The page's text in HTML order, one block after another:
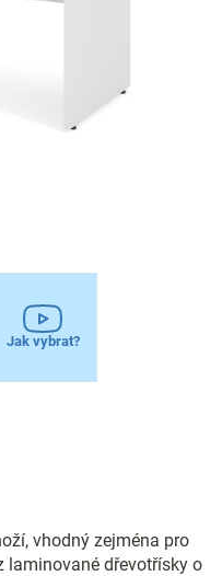
Jak vybrat?
vhodný zejména pro
laminované dřevotřísky o